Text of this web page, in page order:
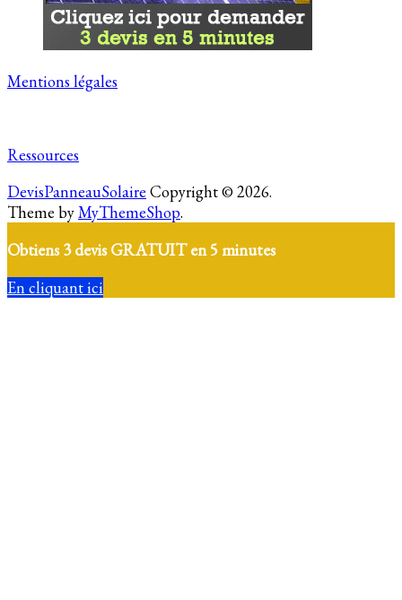
Mentions légales
Ressources
DevisPanneauSolaire Copyright © 2026.
Theme byMyThemeShop.
Obtiens 3 devis GRATUIT en 5 minutes
En cliquant ici